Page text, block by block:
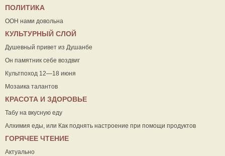
ПОЛИТИКА
ООН нами довольна
КУЛЬТУРНЫЙ СЛОЙ
Душевный привет из Душанбе
Он памятник себе воздвиг
Культпоход 12—18 июня
Мозаика талантов
КРАСОТА И ЗДОРОВЬЕ
Табу на вкусную еду
Алхимия еды, или Как поднять настроение при помощи продуктов
ГОРЯЧЕЕ ЧТЕНИЕ
Актуально